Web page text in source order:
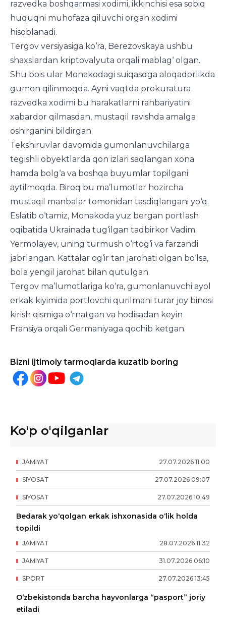
razvedka boshqarmasi xodimi, ikkinchisi esa sobiq
huquqni muhofaza qiluvchi organ xodimi
hisoblanadi.
Tergov versiyasiga ko‘ra, Berezovskaya ushbu
shaxslardan kriptovalyuta orqali mablag‘ olgan.
Shu bois ular Monakodagi suiqasdga aloqadorlikda
gumon qilinmoqda. Ayni vaqtda prokuratura
razvedka xodimi bu harakatlarni rahbariyatini
xabardor qilmasdan, mustaqil ravishda amalga
oshirganini bildirgan.
Tekshiruvlar davomida gumonlanuvchilarga
tegishli obyektlarda qon izlari saqlangan xona
hamda bolg‘a va boshqa buyumlar topilgani
aytilmoqda. Biroq bu ma’lumotlar hozircha
mustaqil manbalar tomonidan tasdiqlangani yo‘q.
Eslatib o‘tamiz, Monakoda yuz bergan portlash
oqibatida Ukrainada tug‘ilgan tadbirkor Vadim
Yermolayev, uning turmush o‘rtog‘i va farzandi
jabrlangan. Kattalar og‘ir tan jarohati olgan bo‘lsa,
bola yengil jarohat bilan qutulgan.
Tergov ma’lumotlariga ko‘ra, gumonlanuvchi ayol
erkak kiyimida portlovchi qurilmani turar joy binosi
kirish qismiga o‘rnatgan va hodisadan keyin
Fransiya orqali Germaniyaga qochib ketgan.
Bizni ijtimoiy tarmoqlarda kuzatib boring
Ko'p o'qilganlar
27.07.2026 11:00
JAMIYAT
27.07.2026 09:07
SIYOSAT
27.07.2026 10:49
SIYOSAT
Bedarak yo‘qolgan erkak ishxonasida o‘lik holda
topildi
28.07.2026 11:32
JAMIYAT
31.07.2026 06:10
JAMIYAT
27.07.2026 13:45
SPORT
O‘zbekistonda barcha hayvonlarga “pasport” joriy
etiladi